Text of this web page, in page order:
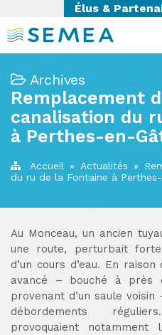
Élus &
Archives
Remplacement
canalisation du
à Perthes-en-
Accueil » Actualités »
du ru de la Fontaine à
Au Monceau, un ancien
une route, perturbait
d’un cours d’eau. En
avancé – bouché à près
provenant d’un saule
débordements
provoquaient notamment